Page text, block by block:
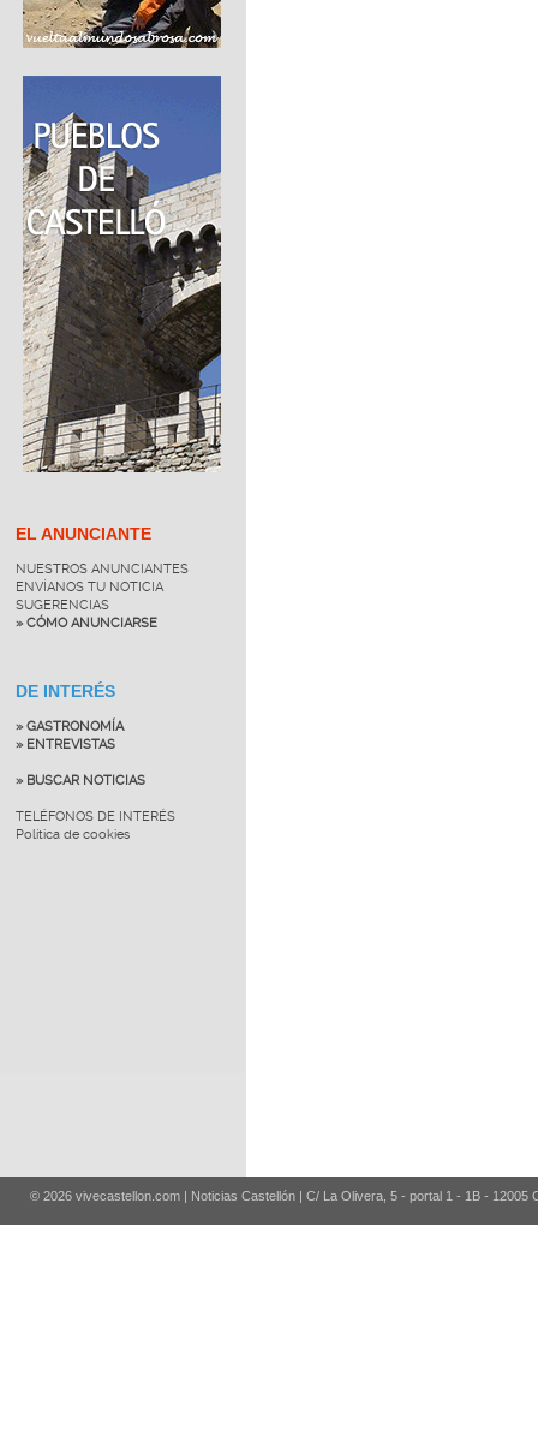
EL ANUNCIANTE
NUESTROS ANUNCIANTES
ENVÍANOS TU NOTICIA
SUGERENCIAS
» CÓMO ANUNCIARSE
DE INTERÉS
» GASTRONOMÍA
» ENTREVISTAS
» BUSCAR NOTICIAS
TELÉFONOS DE INTERÉS
Política de cookies
© 2026 vivecastellon.com | Noticias Castellón | C/ La Olivera, 5 - portal 1 - 1B - 12005